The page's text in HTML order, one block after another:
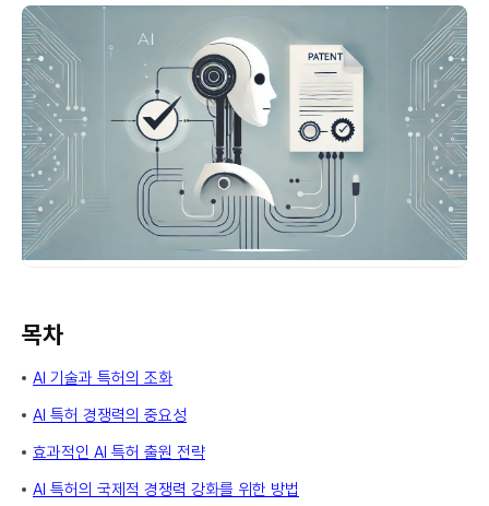
목차
AI 기술과 특허의 조화
AI 특허 경쟁력의 중요성
효과적인 AI 특허 출원 전략
AI 특허의 국제적 경쟁력 강화를 위한 방법